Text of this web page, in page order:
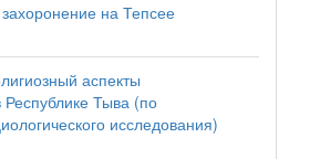
на Тепсее
аспекты
Республике Тыва (по
исследования)